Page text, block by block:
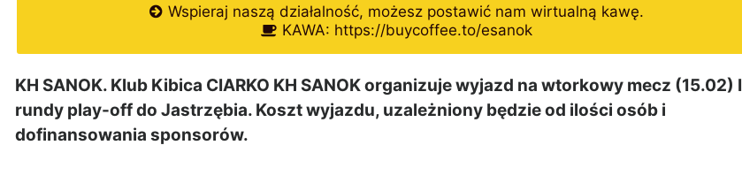
Wspieraj naszą działalność, możesz postawić nam wirtualną kawę.
KAWA: https://buycoffee.to/esanok
KH SANOK. Klub Kibica CIARKO KH SANOK organizuje wyjazd na wtorkowy mecz (15.02) I
rundy play-off do Jastrzębia. Koszt wyjazdu, uzależniony będzie od ilości osób i
dofinansowania sponsorów.